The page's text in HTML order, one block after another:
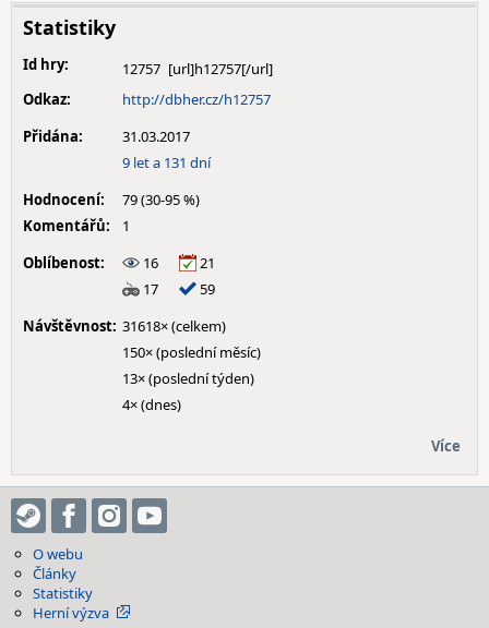
Statistiky
Id hry:
12757
Odkaz:
http://dbher.cz/h12757
Přidána:
31.03.2017
9 let a 131 dní
Hodnocení:
79 (30-95 %)
Komentářů:
1
Oblíbenost:
16
21
17
59
Návštěvnost: 31618× (celkem)
150× (poslední měsíc)
13× (poslední týden)
4× (dnes)
Více
O webu
Články
Statistiky
Herní výzva